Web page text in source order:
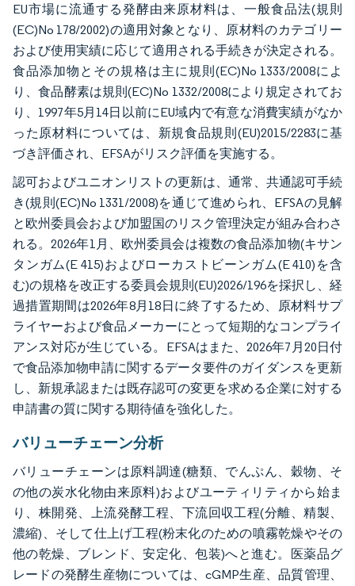
EU市場に流通する発酵由来原材料は、一般食品法(規則
(EC)No 178/2002)の適用対象となり、原材料のカテゴリー
および使用実績に応じて適用される手続きが決定される。
食品添加物とその規格は主に規則(EC)No 1333/2008によ
り、食品酵素は規則(EC)No 1332/2008により規定されてお
り、1997年5月14日以前にEU域内で有意な消費実績がなか
った原材料については、新規食品規則(EU)2015/2283に基
づき評価され、EFSAがリスク評価を実施する。
認可およびユニオンリストの更新は、通常、共通認可手続
き(規則(EC)No 1331/2008)を通じて進められ、EFSAの見解
と欧州委員会および加盟国のリスク管理決定が組み合わさ
れる。2026年1月、欧州委員会は複数の食品添加物(キサン
タンガム(E 415)およびローカストビーンガム(E 410)を含
む)の規格を改正する委員会規則(EU)2026/196を採択し、経
過措置期間は2026年8月18日に終了するため、原材料サプ
ライヤーおよび食品メーカーにとって短期的なコンプライ
アンス対応が生じている。EFSAはまた、2026年7月20日付
で食品添加物申請に関するデータ要件のガイダンスを更新
し、新規承認または既存認可の変更を求める企業に対する
申請書の質に関する期待値を強化した。
バリューチェーン分析
バリューチェーンは原料調達(糖類、でんぷん、穀物、そ
の他の炭水化物由来原料)およびユーティリティから始ま
り、株開発、上流発酵工程、下流回収工程(分離、精製、
濃縮)、そして仕上げ工程(粉末化のための噴霧乾燥やその
他の乾燥、ブレンド、安定化、包装)へと進む。医薬品グ
レードの発酵生産物については、cGMP生産、品質管理、